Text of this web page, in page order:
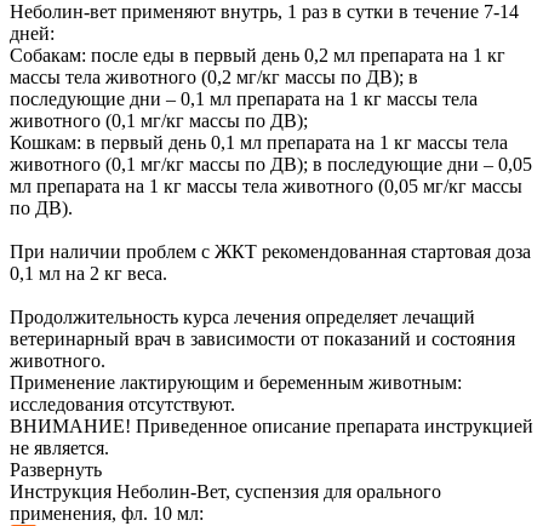
Неболин-вет применяют внутрь, 1 раз в сутки в течение 7-14
дней:
Собакам: после еды в первый день 0,2 мл препарата на 1 кг
массы тела животного (0,2 мг/кг массы по ДВ); в
последующие дни – 0,1 мл препарата на 1 кг массы тела
животного (0,1 мг/кг массы по ДВ);
Кошкам: в первый день 0,1 мл препарата на 1 кг массы тела
животного (0,1 мг/кг массы по ДВ); в последующие дни – 0,05
мл препарата на 1 кг массы тела животного (0,05 мг/кг массы
по ДВ).
При наличии проблем с ЖКТ рекомендованная стартовая доза
0,1 мл на 2 кг веса.
Продолжительность курса лечения определяет лечащий
ветеринарный врач в зависимости от показаний и состояния
животного.
Применение лактирующим и беременным животным:
исследования отсутствуют.
ВНИМАНИЕ! Приведенное описание препарата инструкцией
не является.
Развернуть
Инструкция Неболин-Вет, суспензия для орального
применения, фл. 10 мл: